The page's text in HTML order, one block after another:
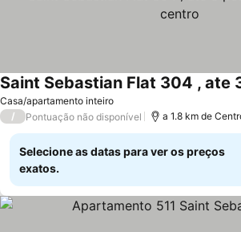
Casa/apartamento inteiro
Ver preços
/ Pontuação não disponível a 1.8 km de
Selecione as datas para ver os preços
exatos.